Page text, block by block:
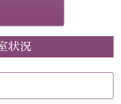
ップ2026」
る新作花火。予選会4日間と
れるトーナメント方式の花
間
状況